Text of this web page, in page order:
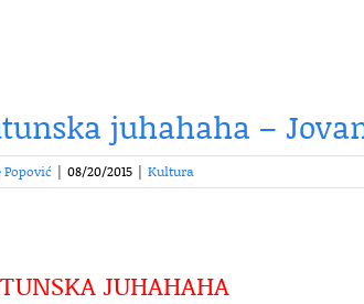
juhahaha –
Popović | 08/20/2015 | Kultura
JUHAHAHA